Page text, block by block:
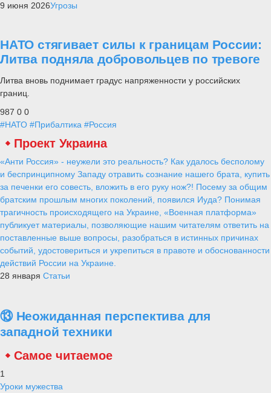
9 июня 2026Угрозы
НАТО стягивает силы к границам России:
Литва подняла добровольцев по тревоге
Литва вновь поднимает градус напряженности у российских
границ.
987 0 0
#НАТО #Прибалтика #Россия
Проект Украина
«Анти Россия» - неужели это реальность? Как удалось бесполому
и беспринципному Западу отравить сознание нашего брата, купить
за печенки его совесть, вложить в его руку нож?! Посему за общим
братским прошлым многих поколений, появился Иуда? Понимая
трагичность происходящего на Украине, «Военная платформа»
публикует материалы, позволяющие нашим читателям ответить на
поставленные выше вопросы, разобраться в истинных причинах
событий, удостовериться и укрепиться в правоте и обоснованности
действий России на Украине.
28 января Статьи
⑬ Неожиданная перспектива для
западной техники
Самое читаемое
1
Уроки мужества